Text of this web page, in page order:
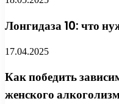
Лонгидаза 10: что
17.04.2025
Как победить
женского